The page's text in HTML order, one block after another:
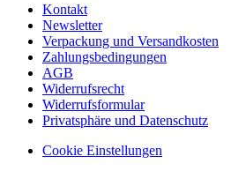
Kontakt
Newsletter
Verpackung und Versandkosten
Zahlungsbedingungen
AGB
Widerrufsrecht
Widerrufsformular
Privatsphäre und Datenschutz
Cookie Einstellungen